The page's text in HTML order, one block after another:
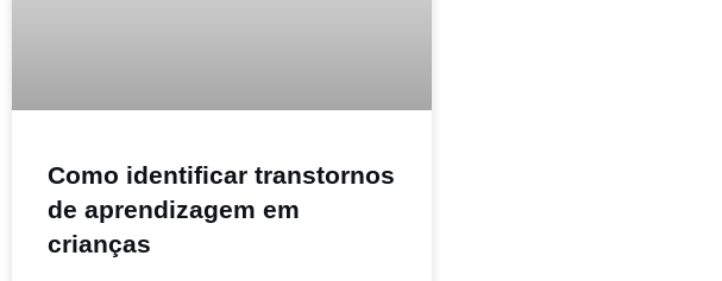
Como identificar transtornos
de aprendizagem em
crianças